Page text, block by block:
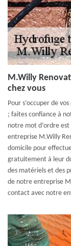
M.Willy
chez vous
Pour s’occuper de
; faites confiance à
notre mot d’ordre
entreprise M.Willy
domicile pour
gratuitement à leur
des matériels et des
de notre entreprise
contact avec notre